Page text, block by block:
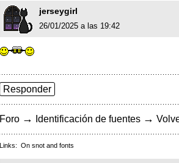
jerseygirl
26/01/2025 a las 19:42
Responder
Foro → Identificación de fuentes →
Links: On snot and fonts